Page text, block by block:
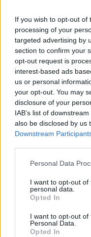
If you wish to opt-out of
processing of your
targeted advertising by
section to confirm your
opt-out request is
interest-based ads
us or personal
your opt-out. You may
disclosure of your
IAB’s list of
also be disclosed by us
Downstream
Please note that this
not limited to your visit
grant or deny consent
use your data for
consent section.
Personal Data
I want to opt-out
personal data.
Opted In
I want to opt-out of
Personal Data.
Opted In
Αφέθηκε ελεύθερη η
10.02.2023, 18:40